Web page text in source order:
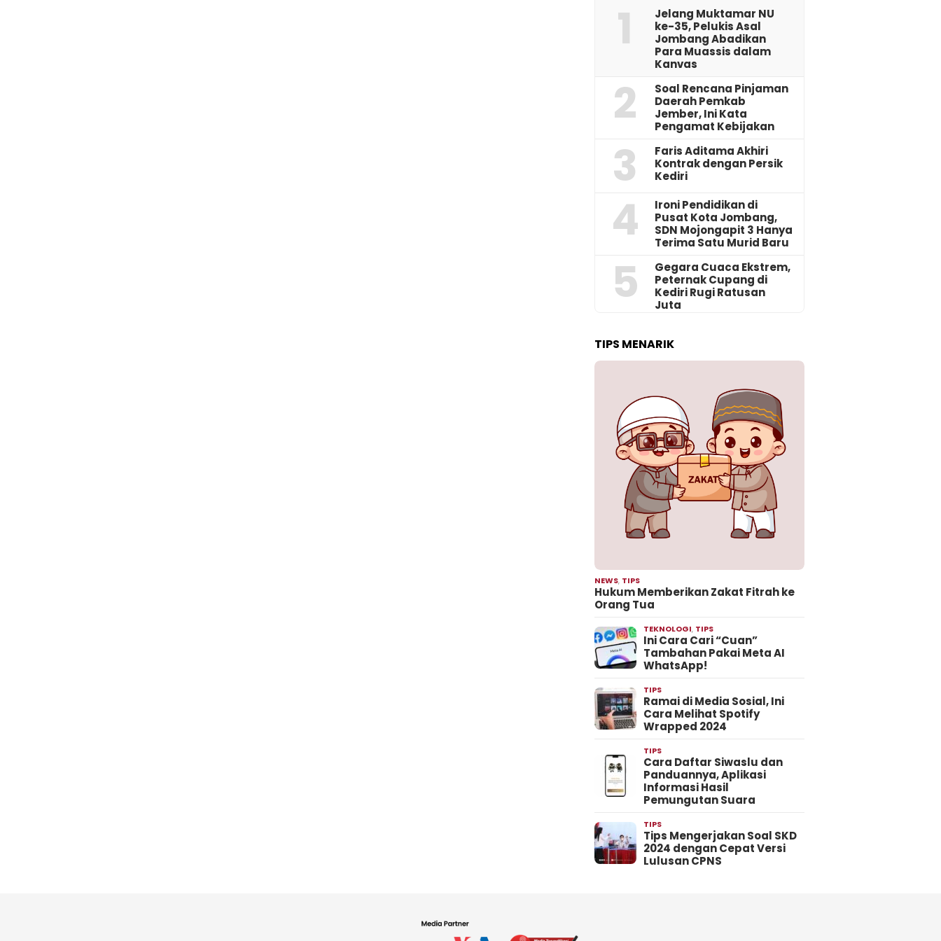
1
Jelang Muktamar NU
ke-35, Pelukis Asal
Jombang Abadikan
Para Muassis dalam
Kanvas
2
‎Soal Rencana Pinjaman
Daerah Pemkab
Jember, Ini Kata
Pengamat Kebijakan ‎
3
Faris Aditama Akhiri
Kontrak dengan Persik
Kediri
4
Ironi Pendidikan di
Pusat Kota Jombang,
SDN Mojongapit 3 Hanya
Terima Satu Murid Baru
5
‎Gegara Cuaca Ekstrem,
Peternak Cupang di
Kediri Rugi Ratusan
Juta
TIPS MENARIK
NEWS, TIPS
Hukum Memberikan Zakat Fitrah ke
Orang Tua
TEKNOLOGI, TIPS
Ini Cara Cari “Cuan”
Tambahan Pakai Meta AI
WhatsApp!
TIPS
Ramai di Media Sosial, Ini
Cara Melihat Spotify
Wrapped 2024
TIPS
Cara Daftar Siwaslu dan
Panduannya, Aplikasi
Informasi Hasil
Pemungutan Suara
TIPS
Tips Mengerjakan Soal SKD
2024 dengan Cepat Versi
Lulusan CPNS